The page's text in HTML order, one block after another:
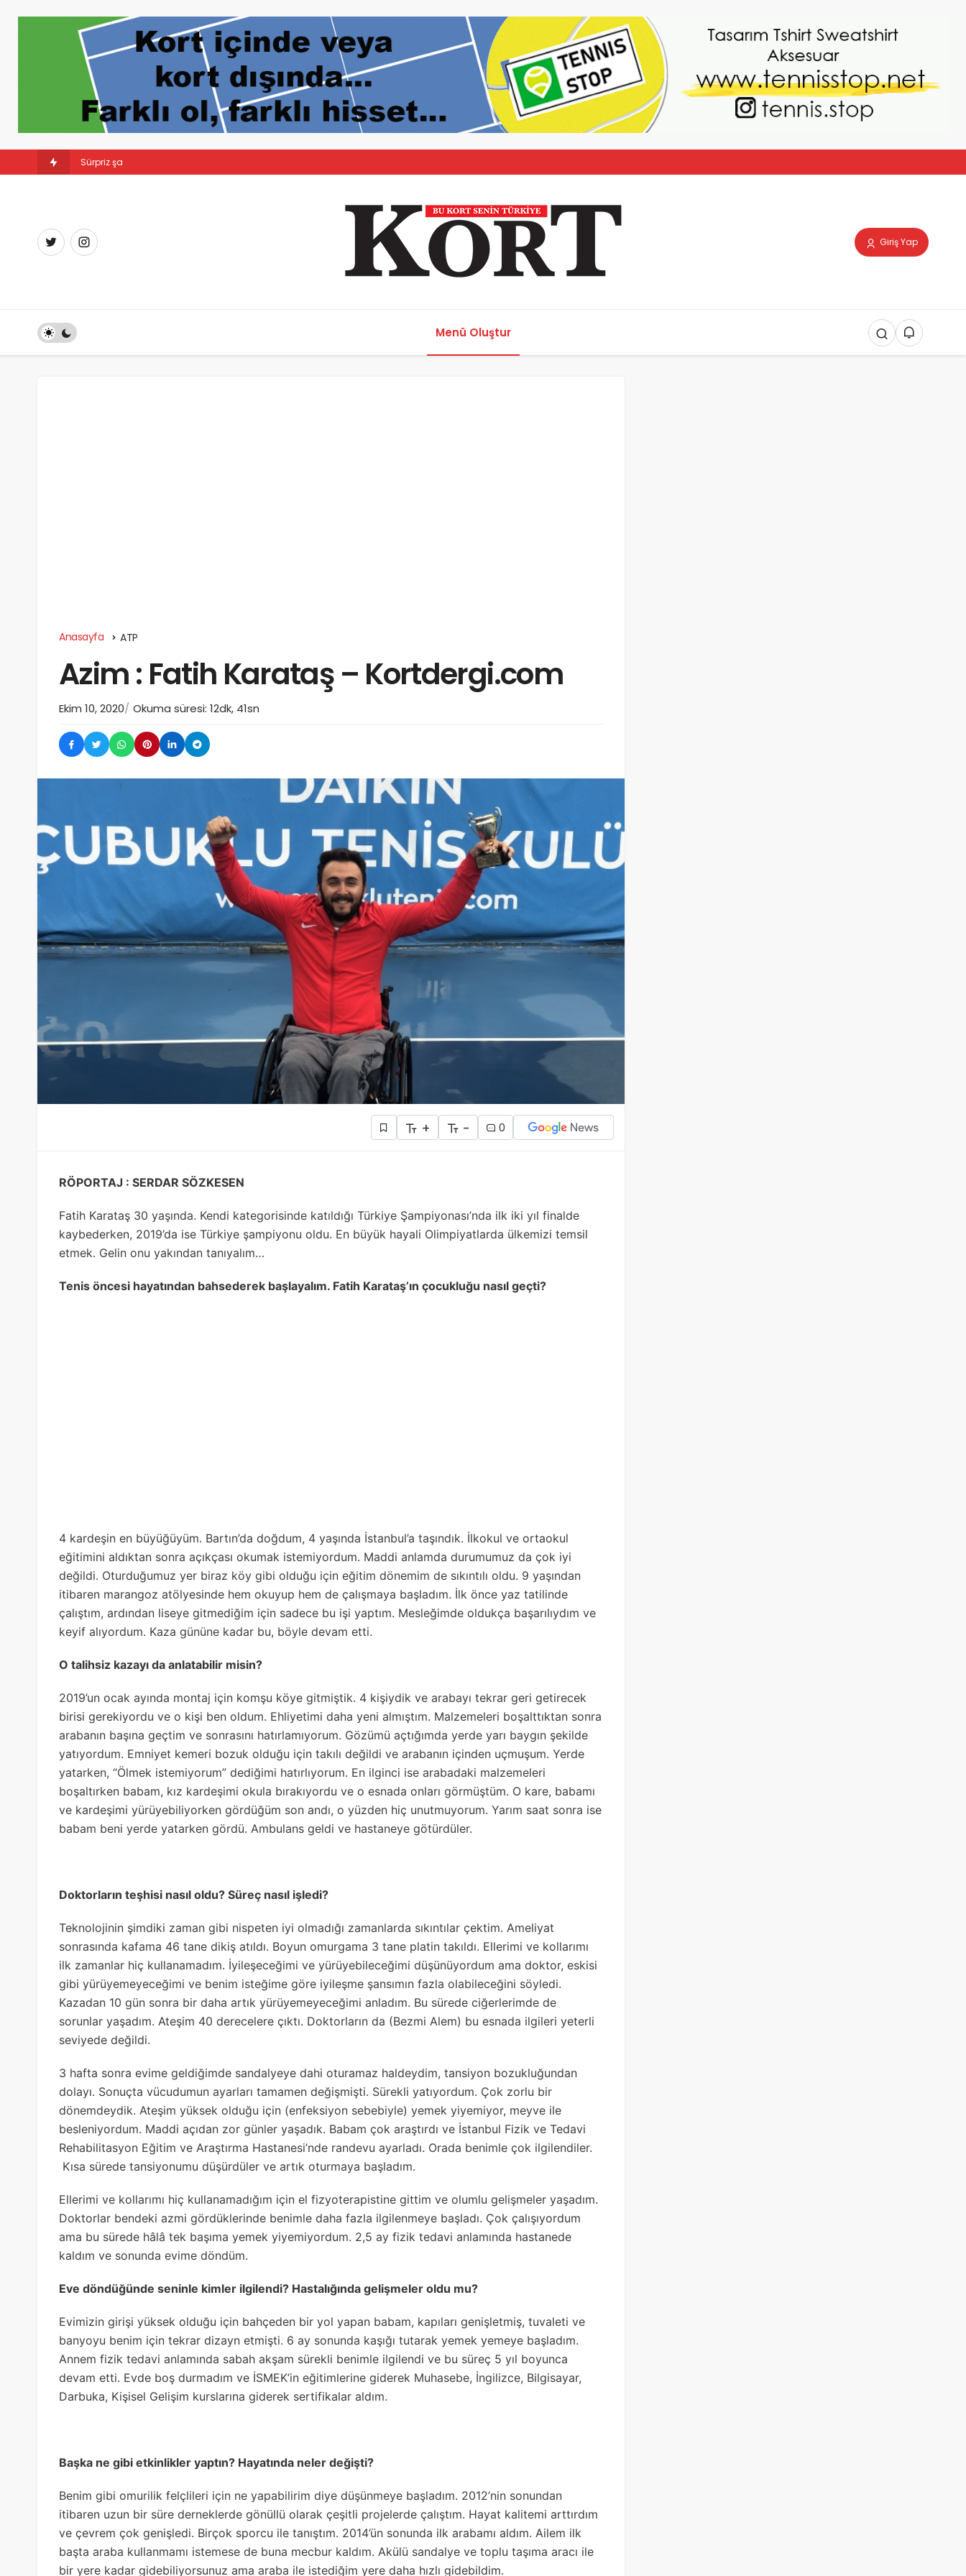
Sürpriz şampiyon: Linda Noskova
Giriş Yap
Menü Oluştur
Anasayfa ATP
Azim : Fatih Karataş – Kortdergi.com
Ekim 10, 2020 Okuma süresi: 12dk, 41sn
+ - 0
RÖPORTAJ : SERDAR SÖZKESEN
Fatih Karataş 30 yaşında. Kendi kategorisinde katıldığı Türkiye Şampiyonası’nda ilk iki yıl finalde
kaybederken, 2019’da ise Türkiye şampiyonu oldu. En büyük hayali Olimpiyatlarda ülkemizi temsil
etmek. Gelin onu yakından tanıyalım…
Tenis öncesi hayatından bahsederek başlayalım. Fatih Karataş’ın çocukluğu nasıl geçti?
4 kardeşin en büyüğüyüm. Bartın’da doğdum, 4 yaşında İstanbul’a taşındık. İlkokul ve ortaokul
eğitimini aldıktan sonra açıkçası okumak istemiyordum. Maddi anlamda durumumuz da çok iyi
değildi. Oturduğumuz yer biraz köy gibi olduğu için eğitim dönemim de sıkıntılı oldu. 9 yaşından
itibaren marangoz atölyesinde hem okuyup hem de çalışmaya başladım. İlk önce yaz tatilinde
çalıştım, ardından liseye gitmediğim için sadece bu işi yaptım. Mesleğimde oldukça başarılıydım ve
keyif alıyordum. Kaza gününe kadar bu, böyle devam etti.
O talihsiz kazayı da anlatabilir misin?
2019’un ocak ayında montaj için komşu köye gitmiştik. 4 kişiydik ve arabayı tekrar geri getirecek
birisi gerekiyordu ve o kişi ben oldum. Ehliyetimi daha yeni almıştım. Malzemeleri boşalttıktan sonra
arabanın başına geçtim ve sonrasını hatırlamıyorum. Gözümü açtığımda yerde yarı baygın şekilde
yatıyordum. Emniyet kemeri bozuk olduğu için takılı değildi ve arabanın içinden uçmuşum. Yerde
yatarken, “Ölmek istemiyorum” dediğimi hatırlıyorum. En ilginci ise arabadaki malzemeleri
boşaltırken babam, kız kardeşimi okula bırakıyordu ve o esnada onları görmüştüm. O kare, babamı
ve kardeşimi yürüyebiliyorken gördüğüm son andı, o yüzden hiç unutmuyorum. Yarım saat sonra ise
babam beni yerde yatarken gördü. Ambulans geldi ve hastaneye götürdüler.
Doktorların teşhisi nasıl oldu? Süreç nasıl işledi?
Teknolojinin şimdiki zaman gibi nispeten iyi olmadığı zamanlarda sıkıntılar çektim. Ameliyat
sonrasında kafama 46 tane dikiş atıldı. Boyun omurgama 3 tane platin takıldı. Ellerimi ve kollarımı
ilk zamanlar hiç kullanamadım. İyileşeceğimi ve yürüyebileceğimi düşünüyordum ama doktor, eskisi
gibi yürüyemeyeceğimi ve benim isteğime göre iyileşme şansımın fazla olabileceğini söyledi.
Kazadan 10 gün sonra bir daha artık yürüyemeyeceğimi anladım. Bu sürede ciğerlerimde de
sorunlar yaşadım. Ateşim 40 derecelere çıktı. Doktorların da (Bezmi Alem) bu esnada ilgileri yeterli
seviyede değildi.
3 hafta sonra evime geldiğimde sandalyeye dahi oturamaz haldeydim, tansiyon bozukluğundan
dolayı. Sonuçta vücudumun ayarları tamamen değişmişti. Sürekli yatıyordum. Çok zorlu bir
dönemdeydik. Ateşim yüksek olduğu için (enfeksiyon sebebiyle) yemek yiyemiyor, meyve ile
besleniyordum. Maddi açıdan zor günler yaşadık. Babam çok araştırdı ve İstanbul Fizik ve Tedavi
Rehabilitasyon Eğitim ve Araştırma Hastanesi’nde randevu ayarladı. Orada benimle çok ilgilendiler.
Kısa sürede tansiyonumu düşürdüler ve artık oturmaya başladım.
Ellerimi ve kollarımı hiç kullanamadığım için el fizyoterapistine gittim ve olumlu gelişmeler yaşadım.
Doktorlar bendeki azmi gördüklerinde benimle daha fazla ilgilenmeye başladı. Çok çalışıyordum
ama bu sürede hâlâ tek başıma yemek yiyemiyordum. 2,5 ay fizik tedavi anlamında hastanede
kaldım ve sonunda evime döndüm.
Eve döndüğünde seninle kimler ilgilendi? Hastalığında gelişmeler oldu mu?
Evimizin girişi yüksek olduğu için bahçeden bir yol yapan babam, kapıları genişletmiş, tuvaleti ve
banyoyu benim için tekrar dizayn etmişti. 6 ay sonunda kaşığı tutarak yemek yemeye başladım.
Annem fizik tedavi anlamında sabah akşam sürekli benimle ilgilendi ve bu süreç 5 yıl boyunca
devam etti. Evde boş durmadım ve İSMEK’in eğitimlerine giderek Muhasebe, İngilizce, Bilgisayar,
Darbuka, Kişisel Gelişim kurslarına giderek sertifikalar aldım.
Başka ne gibi etkinlikler yaptın? Hayatında neler değişti?
Benim gibi omurilik felçlileri için ne yapabilirim diye düşünmeye başladım. 2012’nin sonundan
itibaren uzun bir süre derneklerde gönüllü olarak çeşitli projelerde çalıştım. Hayat kalitemi arttırdım
ve çevrem çok genişledi. Birçok sporcu ile tanıştım. 2014’ün sonunda ilk arabamı aldım. Ailem ilk
başta araba kullanmamı istemese de buna mecbur kaldım. Akülü sandalye ve toplu taşıma aracı ile
bir yere kadar gidebiliyorsunuz ama araba ile istediğim yere daha hızlı gidebildim.